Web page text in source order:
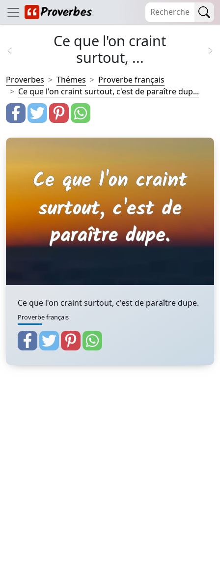
Ce que l'on craint
surtout, ...
Proverbes Thémes
Proverbe français
Ce que l'on craint surtout, c'est de paraître dup...
Ce que l'on craint surtout, c'est de paraître dupe.
Proverbe français